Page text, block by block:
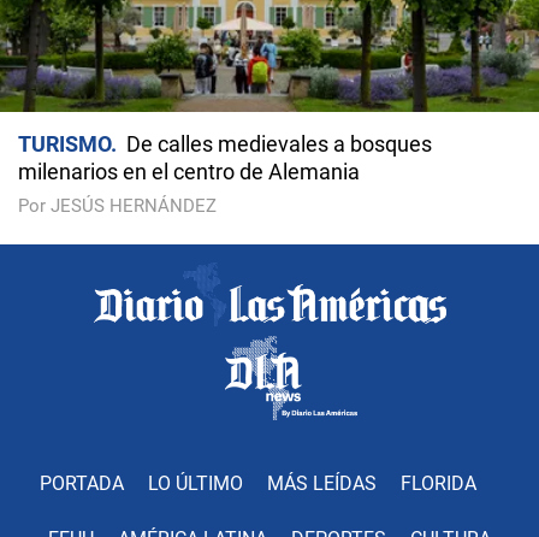
TURISMO
De calles medievales a bosques
milenarios en el centro de Alemania
Por JESÚS HERNÁNDEZ
PORTADA LO ÚLTIMO MÁS LEÍDAS FLORIDA